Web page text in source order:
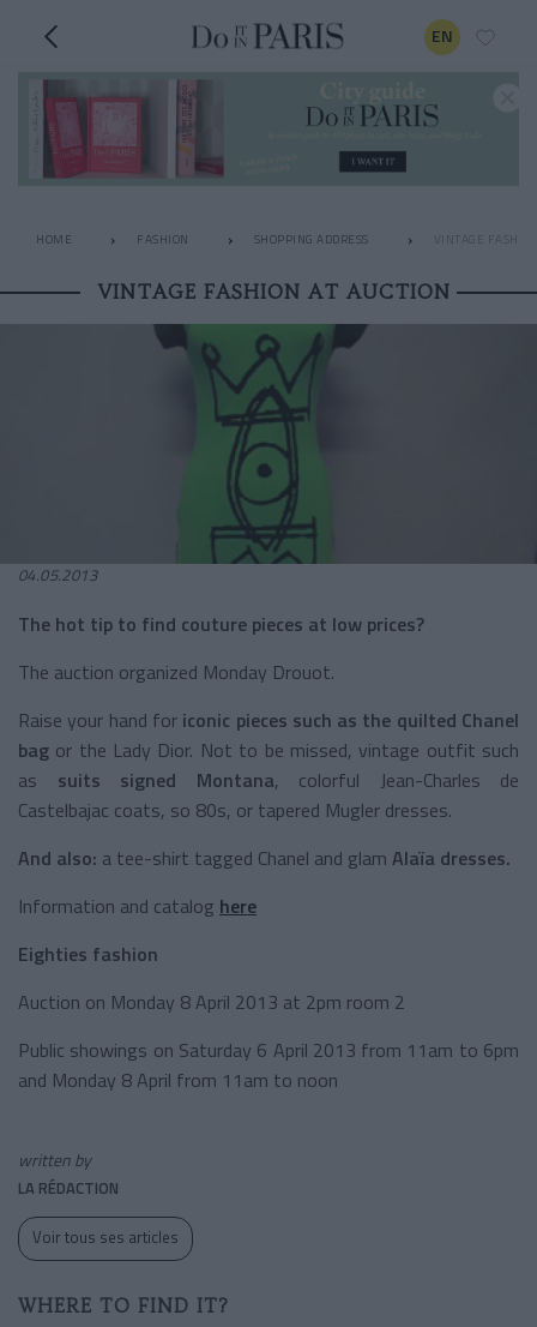
EN
HOME FASHION SHOPPING ADDRESS VINTAGE
VINTAGE FASHION AT AUCTION
04.05.2013
The hot tip to find couture pieces at low prices?
The auction organized Monday Drouot.
Raise your hand for iconic pieces such as the quilted Chanel
bag or the Lady Dior. Not to be missed, vintage outfit such
as suits signed Montana, colorful Jean-Charles de
Castelbajac coats, so 80s, or tapered Mugler dresses.
And also: a tee-shirt tagged Chanel and glam Alaïa dresses.
Information and catalog here
Eighties fashion
Auction on Monday 8 April 2013 at 2pm room 2
Public showings on Saturday 6 April 2013 from 11am to 6pm
and Monday 8 April from 11am to noon
written by
LA RÉDACTION
Voir tous ses articles
WHERE TO FIND IT?